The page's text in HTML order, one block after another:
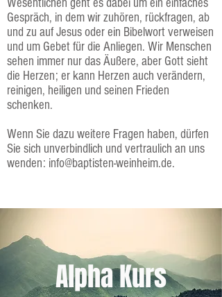
Wesentlichen geht es dabei um ein einfaches
Gespräch, in dem wir zuhören, rückfragen, ab
und zu auf Jesus oder ein Bibelwort verweisen
und um Gebet für die Anliegen. Wir Menschen
sehen immer nur das Äußere, aber Gott sieht
die Herzen; er kann Herzen auch verändern,
reinigen, heiligen und seinen Frieden
schenken.
Wenn Sie dazu weitere Fragen haben, dürfen
Sie sich unverbindlich und vertraulich an uns
wenden: info@baptisten-weinheim.de.
Alpha Kurs